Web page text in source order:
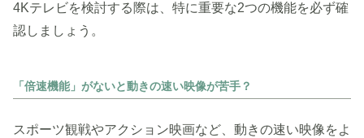
4Kテレビを検討する際は、特に重要な2つの機能を必ず確
認しましょう。
「倍速機能」がないと動きの速い映像が苦手？
スポーツ観戦やアクション映画など、動きの速い映像をよ